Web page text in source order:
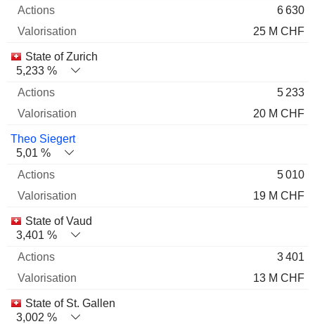
6 630
25 M CHF
State of Zurich
5,233 %
5 233
20 M CHF
Theo Siegert
5,01 %
5 010
19 M CHF
State of Vaud
3,401 %
3 401
13 M CHF
State of St. Gallen
3,002 %